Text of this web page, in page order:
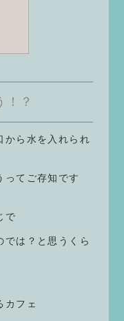
！？
から水を入れられ
ってご存知です
で
では？と思うくら
カフェ